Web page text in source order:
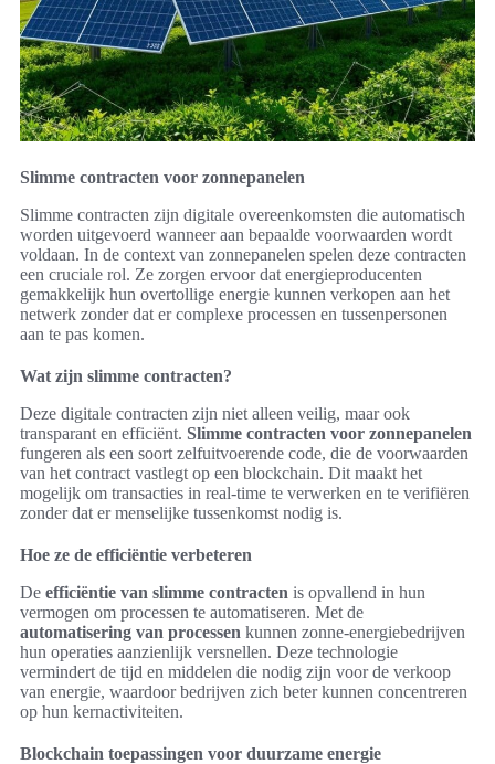
Slimme contracten voor zonnepanelen
Slimme contracten zijn digitale overeenkomsten die automatisch
worden uitgevoerd wanneer aan bepaalde voorwaarden wordt
voldaan. In de context van zonnepanelen spelen deze contracten
een cruciale rol. Ze zorgen ervoor dat energieproducenten
gemakkelijk hun overtollige energie kunnen verkopen aan het
netwerk zonder dat er complexe processen en tussenpersonen
aan te pas komen.
Wat zijn slimme contracten?
Deze digitale contracten zijn niet alleen veilig, maar ook
transparant en efficiënt. Slimme contracten voor zonnepanelen
fungeren als een soort zelfuitvoerende code, die de voorwaarden
van het contract vastlegt op een blockchain. Dit maakt het
mogelijk om transacties in real-time te verwerken en te verifiëren
zonder dat er menselijke tussenkomst nodig is.
Hoe ze de efficiëntie verbeteren
De efficiëntie van slimme contracten is opvallend in hun
vermogen om processen te automatiseren. Met de
automatisering van processen kunnen zonne-energiebedrijven
hun operaties aanzienlijk versnellen. Deze technologie
vermindert de tijd en middelen die nodig zijn voor de verkoop
van energie, waardoor bedrijven zich beter kunnen concentreren
op hun kernactiviteiten.
Blockchain toepassingen voor duurzame energie